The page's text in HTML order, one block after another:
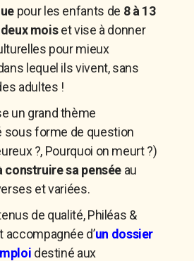
pour les enfants de 8 à 13
moiset vise à donner
pour mieux
lequel ils vivent, sans
adultes !
un grand thème
sous forme de question
?, Pourquoi on meurt ?)
sa pensée au
et variées.
de qualité, Philéas &
d’un dossier
destiné aux